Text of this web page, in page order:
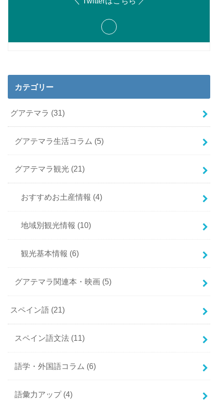
カテゴリー
グアテマラ (31)
グアテマラ生活コラム (5)
グアテマラ観光 (21)
おすすめお土産情報 (4)
地域別観光情報 (10)
観光基本情報 (6)
グアテマラ関連本・映画 (5)
スペイン語 (21)
スペイン語文法 (11)
語学・外国語コラム (6)
語彙力アップ (4)